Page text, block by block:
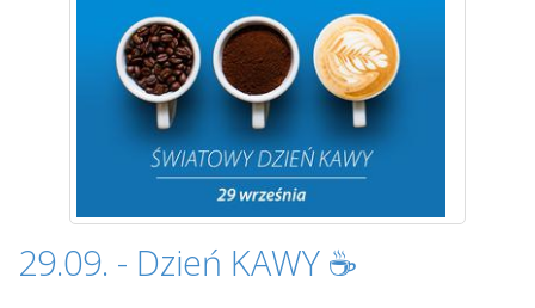
29.09. - Dzień KAWY ☕